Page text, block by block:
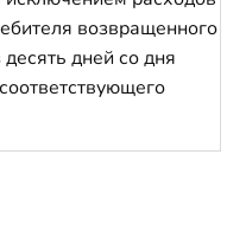
возвращенного
дней со дня